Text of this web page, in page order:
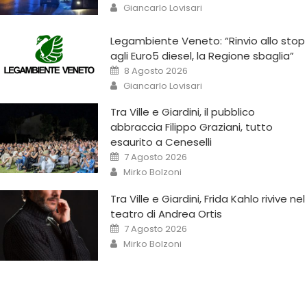
Giancarlo Lovisari
Legambiente Veneto: “Rinvio allo stop
agli Euro5 diesel, la Regione sbaglia”
8 Agosto 2026
Giancarlo Lovisari
Tra Ville e Giardini, il pubblico
abbraccia Filippo Graziani, tutto
esaurito a Ceneselli
7 Agosto 2026
Mirko Bolzoni
Tra Ville e Giardini, Frida Kahlo rivive nel
teatro di Andrea Ortis
7 Agosto 2026
Mirko Bolzoni